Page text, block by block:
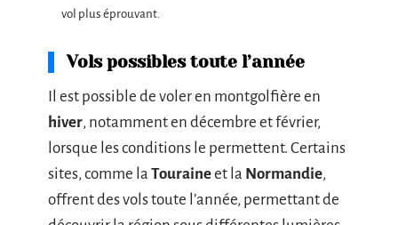
vol plus éprouvant.
Vols possibles toute l’année
Il est possible de voler en montgolfière en
hiver, notamment en décembre et février,
lorsque les conditions le permettent. Certains
sites, comme la Touraineet la Normandie,
offrent des vols toute l’année, permettant de